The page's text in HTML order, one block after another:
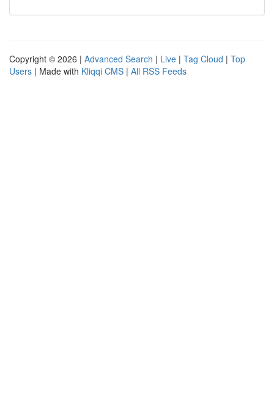
Copyright © 2026 | Advanced Search | Live | Tag Cloud | Top
Users | Made with Kliqqi CMS | All RSS Feeds